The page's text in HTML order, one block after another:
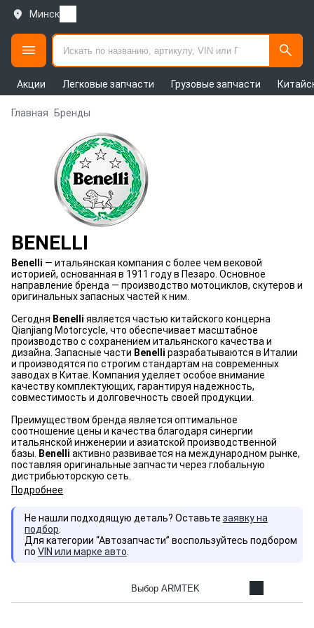
Минск
Акции Легковые запчасти Грузовые запчасти
Главная Бренды
BENELLI
Benelli — итальянская компания с более чем вековой
историей, основанная в 1911 году в Пезаро. Основное
направление бренда — производство мотоциклов, скутеров и
оригинальных запасных частей к ним.
Сегодня Benelli является частью китайского концерна
Qianjiang Motorcycle, что обеспечивает масштабное
производство с сохранением итальянского качества и
дизайна. Запасные части Benelli разрабатываются в Италии
и производятся по строгим стандартам на современных
заводах в Китае. Компания уделяет особое внимание
качеству комплектующих, гарантируя надежность,
совместимость и долговечность своей продукции.
Преимуществом бренда является оптимальное
соотношение цены и качества благодаря синергии
итальянской инженерии и азиатской производственной
базы.
Benelli активно развивается на международном рынке,
поставляя оригинальные запчасти через глобальную
дистрибьюторскую сеть.
Подробнее
Не нашли подходящую деталь? Оставьте заявку на
подбор
Для категории “Автозапчасти” воспользуйтесь подбором
по VIN или марке авто
Выбор ARMTEK